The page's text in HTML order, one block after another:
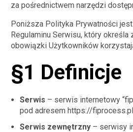
za pośrednictwem narzędzi
Poniższa Polityka Prywatności
Regulaminu Serwisu, który określa
obowiązki Użytkowników
§1 Definicje
Serwis – serwis internetowy
pod adresem https://fiprocess.pl
Serwis zewnętrzny – serwisy